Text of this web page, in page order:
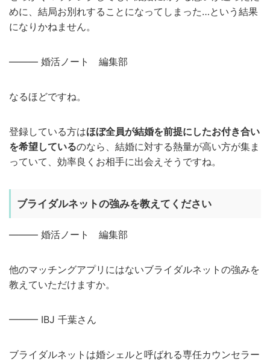
めに、結局お別れすることになってしまった…という結果
になりかねません。
——— 婚活ノート 編集部
なるほどですね。
登録している方はほぼ全員が結婚を前提にしたお付き合い
を希望しているのなら、結婚に対する熱量が高い方が集ま
っていて、効率良くお相手に出会えそうですね。
ブライダルネットの強みを教えてください
——— 婚活ノート 編集部
他のマッチングアプリにはないブライダルネットの強みを
教えていただけますか。
——— IBJ 千葉さん
ブライダルネットは婚シェルと呼ばれる専任カウンセラー